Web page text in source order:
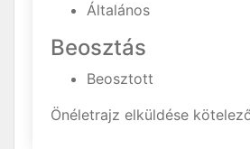
Általános
Beosztás
Beosztott
Önéletrajz elküldése